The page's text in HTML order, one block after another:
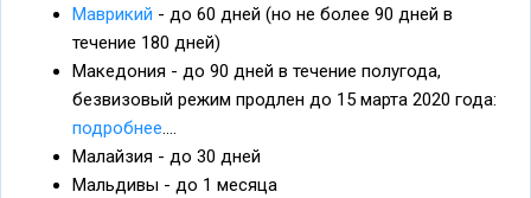
Маврикий - до 60 дней (но не более 90 дней в
течение 180 дней)
Македония - до 90 дней в течение полугода,
безвизовый режим продлен до 15 марта 2020 года:
подробнее....
Малайзия - до 30 дней
Мальдивы - до 1 месяца